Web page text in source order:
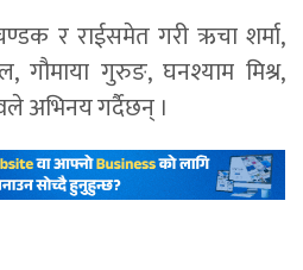
र राईसमेत गरी ऋचा शर्मा,
गौमाया गुरुङ, घनश्याम मिश्र,
अभिनय गर्दैछन् ।